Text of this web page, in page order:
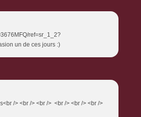
ref=sr_1_2?
un de ces jours :)
/> <br /> <br /> <br /> <br /> <br />